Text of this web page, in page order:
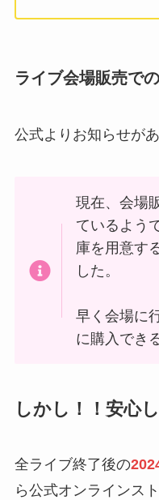
ライブ会場販売で
公式よりお知らせが
現在、会場
ているよう
庫を用意す
した。
早く会場に
に購入でき
しかし！！安心
全ライブ終了後の
ら公式オンラインス